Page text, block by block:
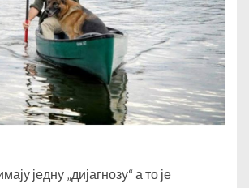
једну „дијагнозу“ а то је